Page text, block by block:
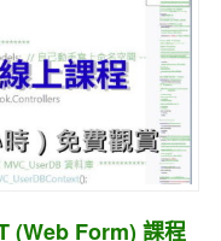
(Web Form) 課程